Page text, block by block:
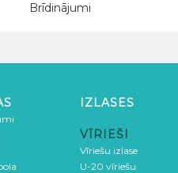
Brīdinājumi
IZLASES
VĪRIEŠI
Vīriešu izlase
U-20 vīriešu